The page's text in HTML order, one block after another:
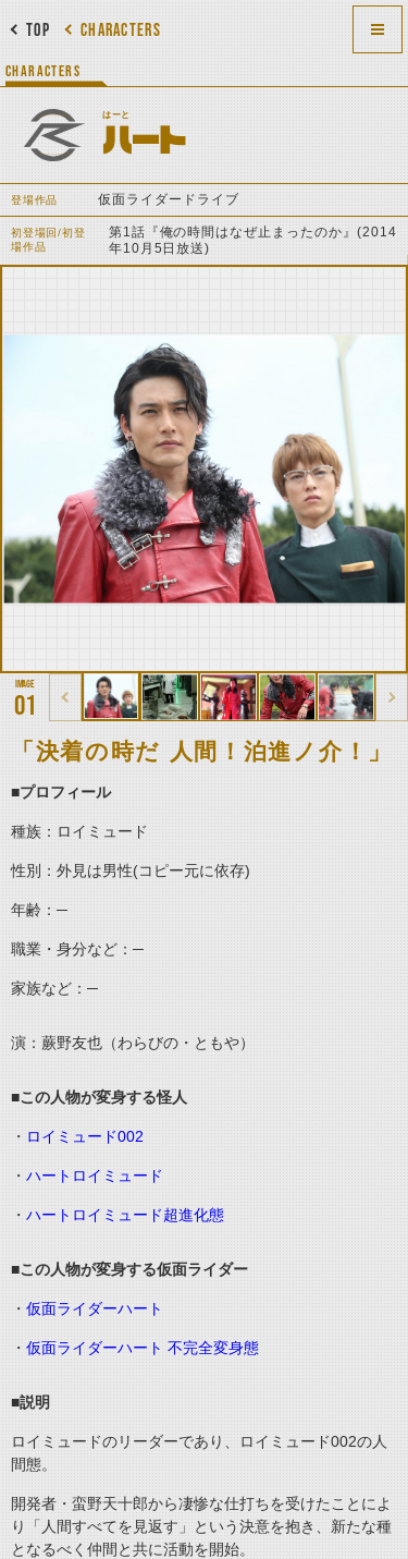
CHARACTERS
TOP
CHARACTERS
はーと
ハート
登場作品 仮面ライダードライブ
初登場回/初登
場作品
第1話『俺の時間はなぜ止まったのか』(2014
年10月5日放送)
01
「決着の時だ 人間！泊進ノ介！」
■プロフィール
種族：ロイミュード
性別：外見は男性(コピー元に依存)
年齢：─
職業・身分など：─
家族など：─
演：蕨野友也（わらびの・ともや）
■この人物が変身する怪人
・ ロイミュード002
・ ハートロイミュード
・ ハートロイミュード超進化態
■この人物が変身する仮面ライダー
・ 仮面ライダーハート
・ 仮面ライダーハート 不完全変身態
■説明
ロイミュードのリーダーであり、ロイミュード002の人
間態。
開発者・蛮野天十郎から凄惨な仕打ちを受けたことによ
り「人間すべてを見返す」という決意を抱き、新たな種
となるべく仲間と共に活動を開始。